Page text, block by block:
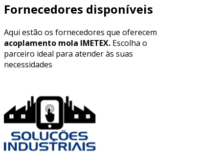
Fornecedores disponíveis
Aqui estão os fornecedores que oferecem
acoplamento mola IMETEX. Escolha o
parceiro ideal para atender às suas
necessidades